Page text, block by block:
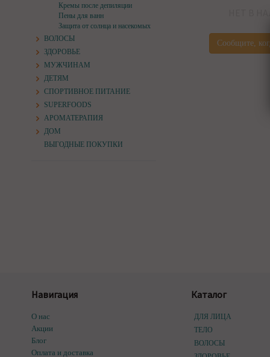
Кремы после депиляции
Пены для ванн
Защита от солнца и насекомых
ВОЛОСЫ
ЗДОРОВЬЕ
МУЖЧИНАМ
ДЕТЯМ
СПОРТИВНОЕ ПИТАНИЕ
SUPERFOODS
АРОМАТЕРАПИЯ
ДОМ
ВЫГОДНЫЕ ПОКУПКИ
НЕТ В
Сообщите,
Навигация
О нас
Акции
Блог
Оплата и доставка
Каталог
ДЛЯ ЛИЦА
ТЕЛО
ВОЛОСЫ